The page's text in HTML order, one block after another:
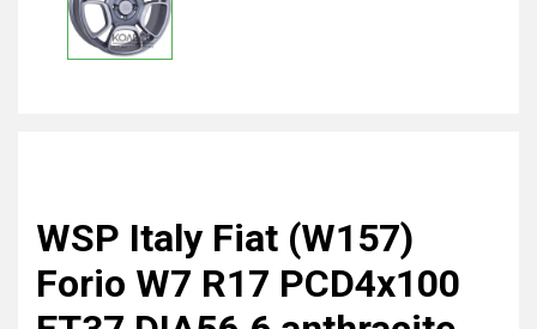
WSP Italy Fiat (W157)
Forio W7 R17 PCD4x100